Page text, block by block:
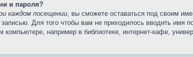
и пароля?
каждом посещении, вы сможете оставаться под своим
Для того чтобы вам не приходилось вводить
например в библиотеке, интернет-кафе,